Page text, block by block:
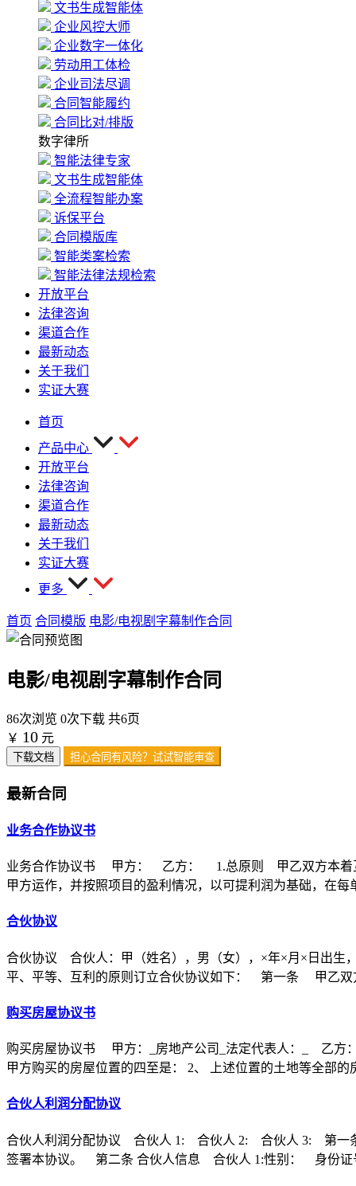
文书生成智能体
企业风控大师
企业数字一体化
劳动用工体检
企业司法尽调
合同智能履约
合同比对/排版
数字律所
智能法律专家
文书生成智能体
全流程智能办案
诉保平台
合同模版库
智能类案检索
智能法律法规检索
开放平台
法律咨询
渠道合作
最新动态
关于我们
实证大赛
首页
产品中心
开放平台
法律咨询
渠道合作
最新动态
关于我们
实证大赛
更多
首页 合同模版 电影/电视剧字幕制作合同
电影/电视剧字幕制作合同
86次浏览 0次下载 共6页
￥ 10 元
下载文档 担心合同有风险？试试智能审查
最新合同
业务合作协议书
业务合作协议书 甲方： 乙方： 1.总原则 甲乙双方本着互
甲方运作，并按照项目的盈利情况，以可提利润为基础，在每
合伙协议
合伙协议 合伙人：甲（姓名），男（女），×年×月×日出
平、平等、互利的原则订立合伙协议如下： 第一条 甲乙双
购买房屋协议书
购买房屋协议书 甲方：_房地产公司_法定代表人：_ 乙方
甲方购买的房屋位置的四至是： 2、 上述位置的土地等全部的
合伙人利润分配协议
合伙人利润分配协议 合伙人 1: 合伙人 2: 合伙人 3: 第一条
签署本协议。 第二条 合伙人信息 合伙人 1:性别： 身份